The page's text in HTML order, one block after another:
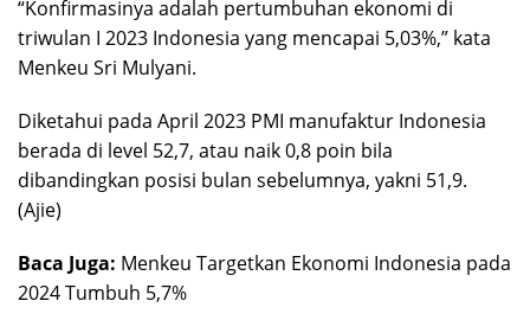
“Konfirmasinya adalah pertumbuhan ekonomi di
triwulan I 2023 Indonesia yang mencapai 5,03%,” kata
Menkeu Sri Mulyani.
Diketahui pada April 2023 PMI manufaktur Indonesia
berada di level 52,7, atau naik 0,8 poin bila
dibandingkan posisi bulan sebelumnya, yakni 51,9.
(Ajie)
Baca Juga: Menkeu Targetkan Ekonomi Indonesia pada
2024 Tumbuh 5,7%